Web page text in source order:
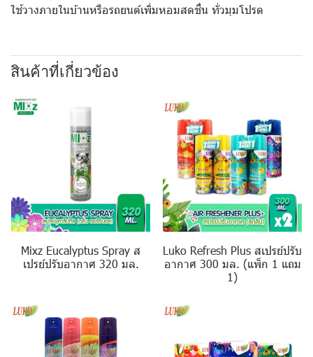
ใช้วางภายในบ้านหรือรถยนต์เพิ่มหอมสดชื่น ทั่วมุมโปรด
สินค้าที่เกี่ยวข้อง
Mixz Eucalyptus Spray ส
เปรย์ปรับอากาศ 320 มล.
Luko Refresh Plus สเปรย์ปรับ
อากาศ 300 มล. (แพ็ก 1 แถม
1)